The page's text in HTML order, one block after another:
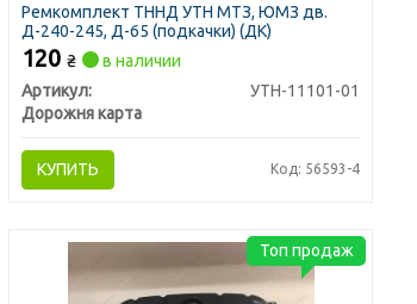
Ремкомплект ТННД УТН МТЗ, ЮМЗ дв.
Д-240-245, Д-65 (подкачки) (ДК)
120₴
в наличии
Артикул:
УТН-11101-01
Дорожня карта
КУПИТЬ Код: 56593-4
Топ продаж